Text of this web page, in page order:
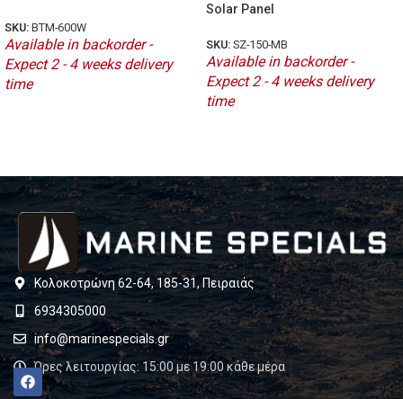
SKU: BTM-600W
Available in backorder -
Expect 2 - 4 weeks delivery
time
Solar Panel
SKU: SZ-150-MB
Available in backorder -
Expect 2 - 4 weeks delivery
time
Κολοκοτρώνη 62-64, 185-31, Πειραιάς
6934305000
info@marinespecials.gr
Ώρες λειτουργίας: 15:00 με 19:00 κάθε μέρα